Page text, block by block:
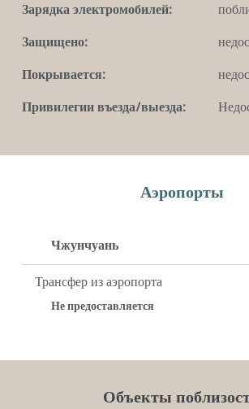
Зарядка электромобилей:
Защищено:
Покрывается:
Привилегии въезда/выезда:
Аэропорты
Чжунчуань
Трансфер из аэропорта
Не предоставляется
Объекты